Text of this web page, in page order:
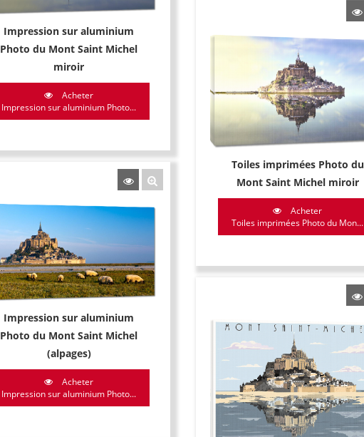
Impression sur aluminium
Photo du Mont Saint Michel
miroir
Acheter
Impression sur aluminium Photo...
Toiles imprimées Photo du
Mont Saint Michel miroir
Acheter
Toiles imprimées Photo du Mon...
Impression sur aluminium
Photo du Mont Saint Michel
(alpages)
Acheter
Impression sur aluminium Photo...